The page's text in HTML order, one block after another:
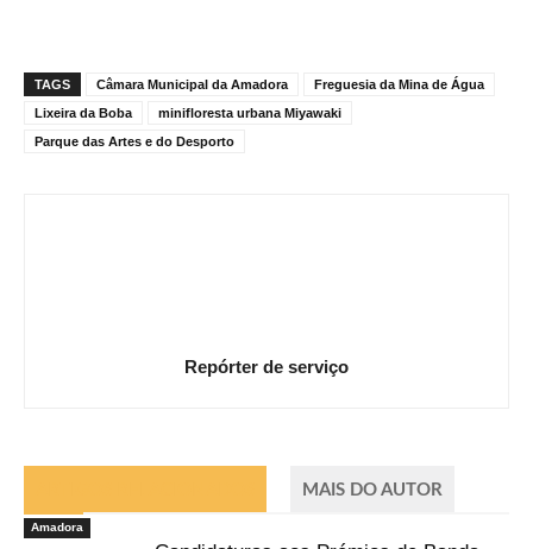
TAGS Câmara Municipal da Amadora
Freguesia da Mina de Água
Lixeira da Boba
minifloresta urbana Miyawaki
Parque das Artes e do Desporto
Repórter de serviço
MAIS DO AUTOR
Amadora